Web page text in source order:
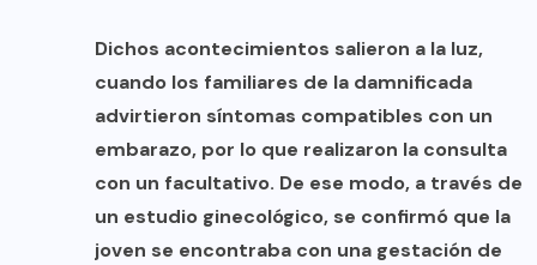
Dichos acontecimientos salieron a la luz,
cuando los familiares de la damnificada
advirtieron síntomas compatibles con un
embarazo, por lo que realizaron la consulta
con un facultativo. De ese modo, a través de
un estudio ginecológico, se confirmó que la
joven se encontraba con una gestación de